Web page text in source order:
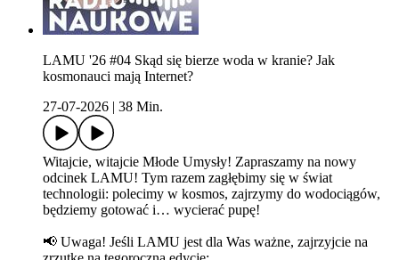
LAMU '26 #04 Skąd się bierze woda w kranie? Jak
kosmonauci mają Internet?
27-07-2026
38 Min.
Witajcie, witajcie Młode Umysły! Zapraszamy na nowy
odcinek LAMU! Tym razem zagłębimy się w świat
technologii: polecimy w kosmos, zajrzymy do wodociągów,
będziemy gotować i… wycierać pupę!
📢 Uwaga! Jeśli LAMU jest dla Was ważne, zajrzyjcie na